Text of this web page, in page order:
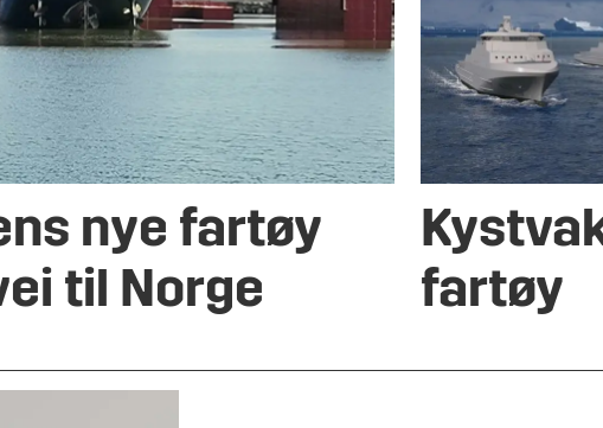
nye fartøy
til Norge
fartøy